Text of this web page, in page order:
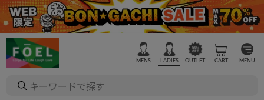
MENS LADIES OUTLET CART MENU